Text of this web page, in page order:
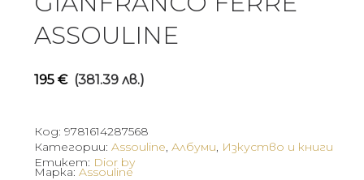
ASSOULINE
195 € (381.39 лв.)
Код: 9781614287568
Категории: Assouline, Албуми, Изкуство и книги
Етикет: Dior by
Марка: Assouline